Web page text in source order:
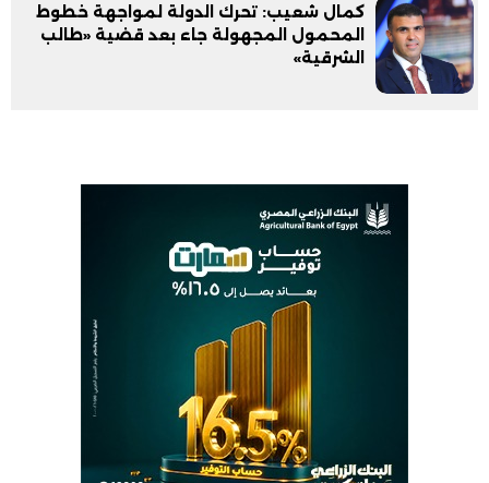
كمال شعيب: تحرك الدولة لمواجهة خطوط
المحمول المجهولة جاء بعد قضية «طالب
الشرقية»